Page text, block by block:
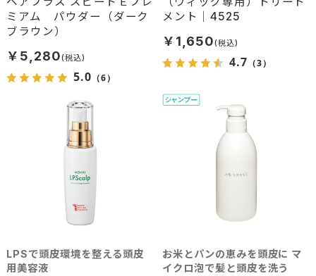
ミアム パウダー（ダーク
ブラウン）
の白髪隠しにも最適。（自毛
が暗い茶色系の方用のダーク
ブラウンカラ―）
￥5,280
5.0 （6）
メント｜4525
￥1,650
4.7 （3）
LPSで頭皮環境を整える頭皮
用美容液
お米とパンの恵みを頭皮に マ
イクロ泡で髪と頭皮を洗う